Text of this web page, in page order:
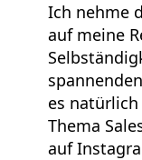
Ich nehme
auf meine
es
Thema
auf